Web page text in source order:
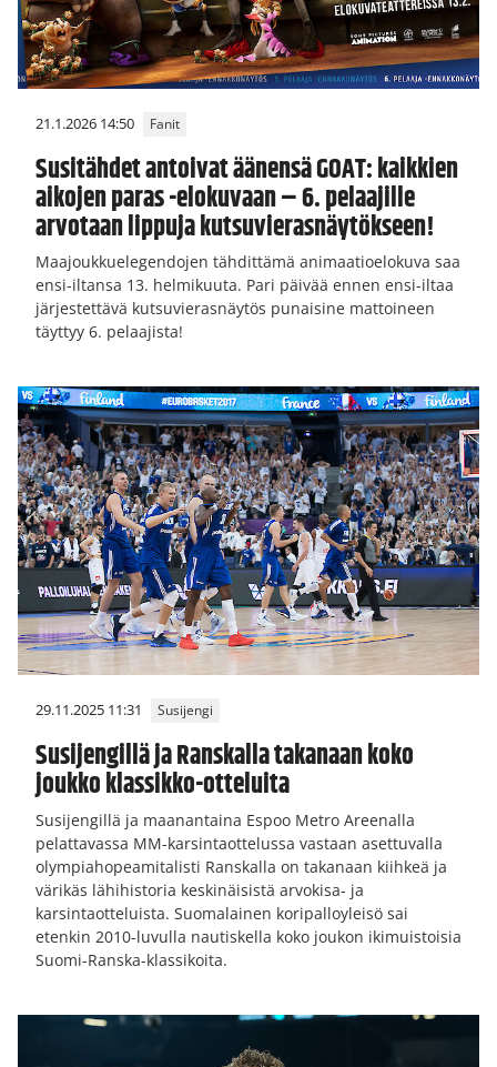
21.1.2026 14:50 Fanit
Susitähdet antoivat äänensä GOAT: kaikkien
aikojen paras -elokuvaan – 6. pelaajille
arvotaan lippuja kutsuvierasnäytökseen!
Maajoukkuelegendojen tähdittämä animaatioelokuva saa
ensi-iltansa 13. helmikuuta. Pari päivää ennen ensi-iltaa
järjestettävä kutsuvierasnäytös punaisine mattoineen
täyttyy 6. pelaajista!
29.11.2025 11:31 Susijengi
Susijengillä ja Ranskalla takanaan koko
joukko klassikko-otteluita
Susijengillä ja maanantaina Espoo Metro Areenalla
pelattavassa MM-karsintaottelussa vastaan asettuvalla
olympiahopeamitalisti Ranskalla on takanaan kiihkeä ja
värikäs lähihistoria keskinäisistä arvokisa- ja
karsintaotteluista. Suomalainen koripalloyleisö sai
etenkin 2010-luvulla nautiskella koko joukon ikimuistoisia
Suomi-Ranska-klassikoita.